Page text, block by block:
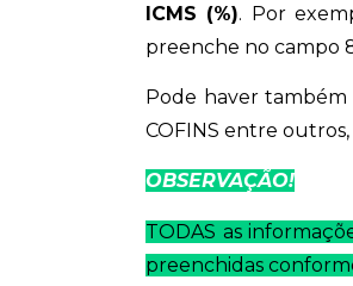
ICMS (%). Por
preenche no campo
Pode haver também
COFINS entre
OBSERVAÇÃO!
TODAS as
preenchidas